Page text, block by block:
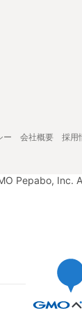
ー 会社概要 採用
Pepabo, Inc.